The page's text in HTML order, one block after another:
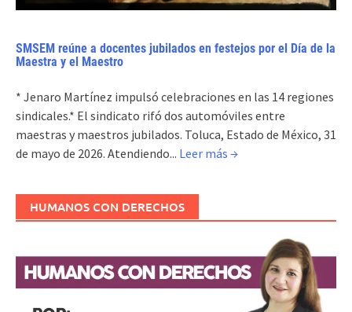
SMSEM reúne a docentes jubilados en festejos por el Día de la
Maestra y el Maestro
* Jenaro Martínez impulsó celebraciones en las 14 regiones
sindicales.* El sindicato rifó dos automóviles entre
maestras y maestros jubilados. Toluca, Estado de México, 31
de mayo de 2026. Atendiendo... Leer más →
HUMANOS CON DERECHOS